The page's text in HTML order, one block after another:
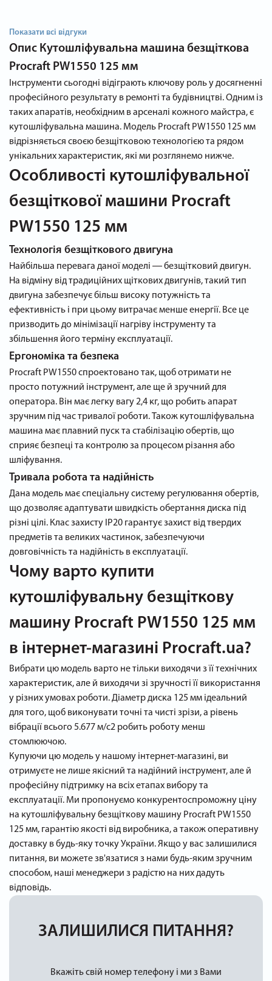
Показати всі відгуки
Опис Кутошліфувальна машина безщіткова
Procraft PW1550 125 мм
Інструменти сьогодні відіграють ключову роль у досягненні
професійного результату в ремонті та будівництві. Одним із
таких апаратів, необхідним в арсеналі кожного майстра, є
кутошліфувальна машина. Модель Procraft PW1550 125 мм
відрізняється своєю безщітковою технологією та рядом
унікальних характеристик, які ми розглянемо нижче.
Особливості кутошліфувальної
безщіткової машини Procraft
PW1550 125 мм
Технологія безщіткового двигуна
Найбільша перевага даної моделі ― безщітковий двигун.
На відміну від традиційних щіткових двигунів, такий тип
двигуна забезпечує більш високу потужність та
ефективність і при цьому витрачає менше енергії. Все це
призводить до мінімізації нагріву інструменту та
збільшення його терміну експлуатації.
Ергономіка та безпека
Procraft PW1550 спроектовано так, щоб отримати не
просто потужний інструмент, але ще й зручний для
оператора. Він має легку вагу 2,4 кг, що робить апарат
зручним під час тривалої роботи. Також кутошліфувальна
машина має плавний пуск та стабілізацію обертів, що
сприяє безпеці та контролю за процесом різання або
шліфування.
Тривала робота та надійність
Дана модель має спеціальну систему регулювання обертів,
що дозволяє адаптувати швидкість обертання диска під
різні цілі. Клас захисту IP20 гарантує захист від твердих
предметів та великих частинок, забезпечуючи
довговічність та надійність в експлуатації.
Чому варто купити
кутошліфувальну безщіткову
машину Procraft PW1550 125 мм
в інтернет-магазині Procraft.ua?
Вибрати цю модель варто не тільки виходячи з її технічних
характеристик, але й виходячи зі зручності її використання
у різних умовах роботи. Діаметр диска 125 мм ідеальний
для того, щоб виконувати точні та чисті зрізи, а рівень
вібрації всього 5.677 м/с2 робить роботу менш
стомлюючою.
Купуючи цю модель у нашому інтернет-магазині, ви
отримуєте не лише якісний та надійний інструмент, але й
професійну підтримку на всіх етапах вибору та
експлуатації. Ми пропонуємо конкурентоспроможну ціну
на кутошліфувальну безщіткову машину Procraft PW1550
125 мм, гарантію якості від виробника, а також оперативну
доставку в будь-яку точку України. Якщо у вас залишилися
питання, ви можете зв'язатися з нами будь-яким зручним
способом, наші менеджери з радістю на них дадуть
відповідь.
ЗАЛИШИЛИСЯ ПИТАННЯ?
Вкажіть свій номер телефону і ми з Вами